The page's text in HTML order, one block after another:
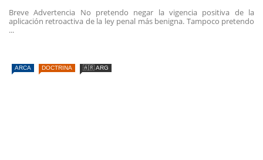
Breve Advertencia No pretendo negar la vigencia positiva de la
aplicación retroactiva de la ley penal más benigna. Tampoco pretendo
...
ARCA DOCTRINA 🇦🇷 ARG